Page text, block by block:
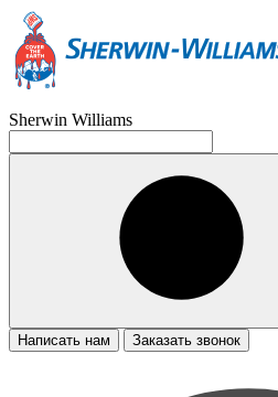
Sherwin Williams
Написать нам Заказать звонок